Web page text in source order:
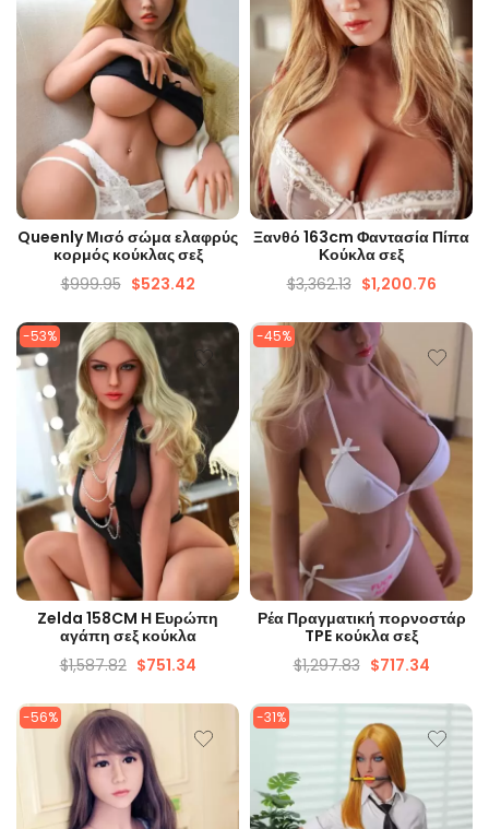
ΓΡΉΓΟΡΗ ΜΑΤΙΆ
Queenly Μισό σώμα ελαφρύς
κορμός κούκλας σεξ
$999.95 $523.42
ΓΡΉΓΟΡΗ ΜΑΤΙΆ
Ξανθό 163cm Φαντασία Πίπα
Κούκλα σεξ
$3,362.13 $1,200.76
-53%
ΓΡΉΓΟΡΗ ΜΑΤΙΆ
Zelda 158CM Η Ευρώπη
αγάπη σεξ κούκλα
$1,587.82 $751.34
-45%
ΓΡΉΓΟΡΗ ΜΑΤΙΆ
Ρέα Πραγματική πορνοστάρ
TPE κούκλα σεξ
$1,297.83 $717.34
-56% -31%